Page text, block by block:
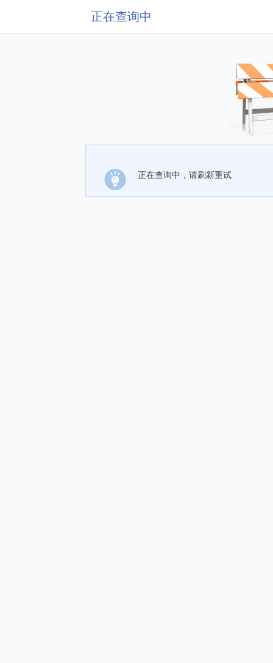
正在查询中
正在查询中，请刷新重试